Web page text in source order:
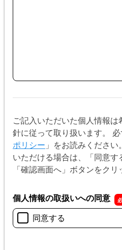
ご記入いただいた個人情報
針に従って取り扱います。
ポリシー 」をお読みくださ
いただける場合は、「同意
「確認画面へ」ボタンをクリ
個人情報の取扱いへの同意
同意する